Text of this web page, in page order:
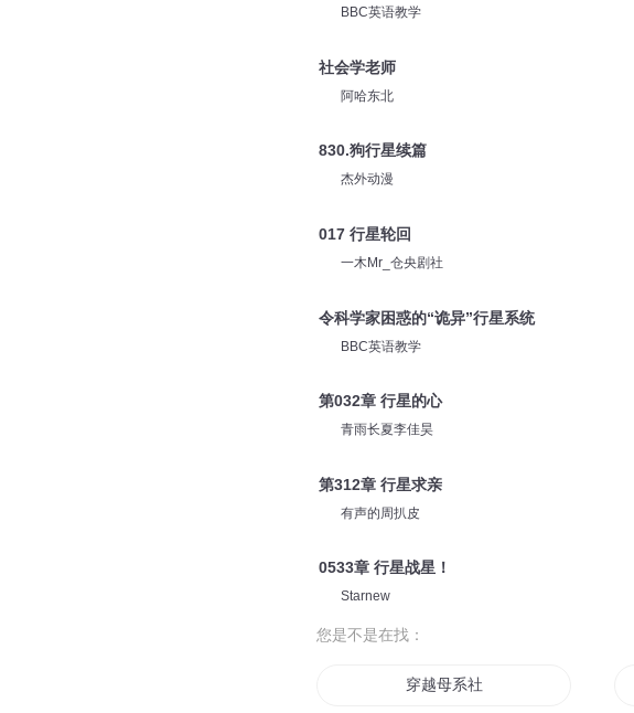
BBC英语教学
社会学老师
阿哈东北
830.狗行星续篇
杰外动漫
017 行星轮回
一木Mr_仓央剧社
令科学家困惑的“诡异”行星系统
BBC英语教学
第032章 行星的心
青雨长夏李佳昊
第312章 行星求亲
有声的周扒皮
0533章 行星战星！
Starnew
您是不是在找：
穿越母系社会